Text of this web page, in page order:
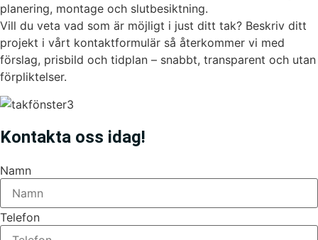
planering, montage och slutbesiktning.
Vill du veta vad som är möjligt i just ditt tak? Beskriv ditt
projekt i vårt kontaktformulär så återkommer vi med
förslag, prisbild och tidplan – snabbt, transparent och utan
förpliktelser.
Kontakta oss idag!
Namn
Telefon